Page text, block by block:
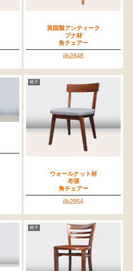
英国製アンティーク
ブナ材
角チェアー
ilb2848
椅子
ウォールナット材
布張
角チェアー
ilb2854
椅子